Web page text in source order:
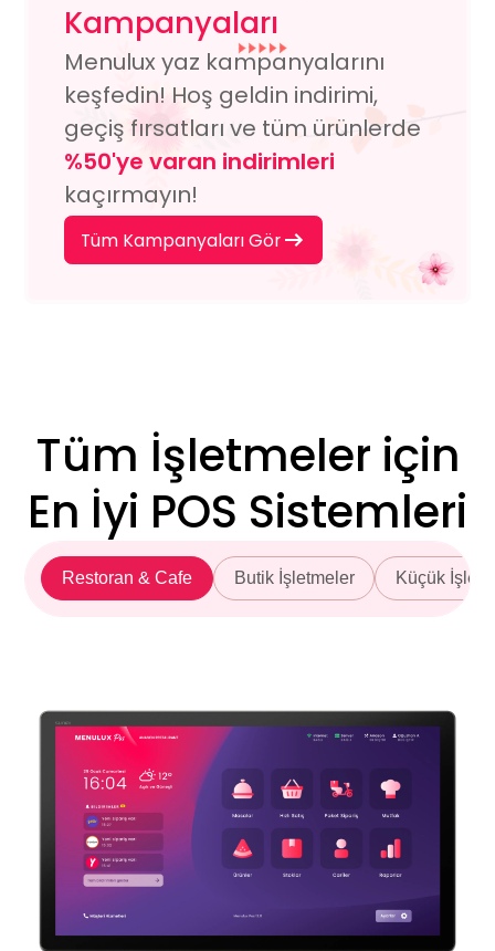
Kampanyaları
Menulux yaz kampanyalarını
keşfedin! Hoş geldin indirimi,
geçiş fırsatları ve tüm ürünlerde
%50'ye varan indirimleri
kaçırmayın!
Tüm Kampanyaları Gör
Tüm İşletmeler için
En İyi POS Sistemleri
Restoran & Cafe Butik İşletmeler Küçük